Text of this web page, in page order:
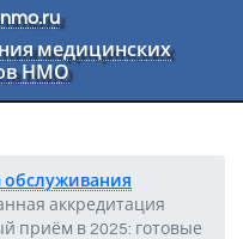
медицинских
НМО
обслуживания
аккредитация
приём в 2025: готовые